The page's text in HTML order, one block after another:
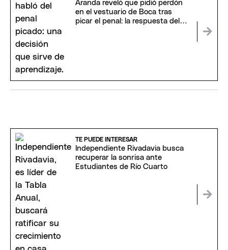
Aranda reveló que pidió perdón
en el vestuario de Boca tras
picar el penal: la respuesta del
TE PUEDE INTERESAR
Independiente Rivadavia busca
recuperar la sonrisa ante
Estudiantes de Río Cuarto